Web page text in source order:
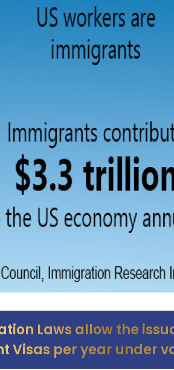
Laws allow the
Visas per year under